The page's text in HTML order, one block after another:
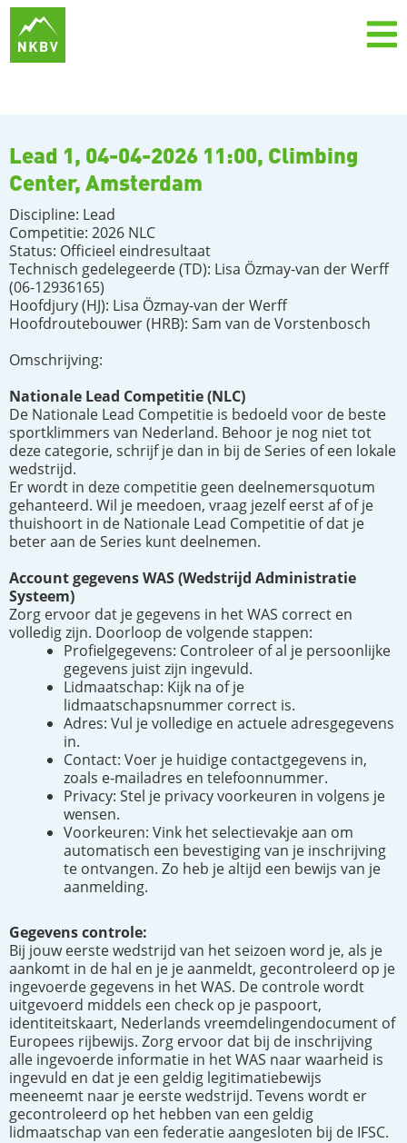
Lead 1, 04-04-2026 11:00, Climbing
Center, Amsterdam
Discipline: Lead
Competitie: 2026 NLC
Status: Officieel eindresultaat
Technisch gedelegeerde (TD): Lisa Özmay-van der Werff
(06-12936165)
Hoofdjury (HJ): Lisa Özmay-van der Werff
Hoofdroutebouwer (HRB): Sam van de Vorstenbosch
Omschrijving:
Nationale Lead Competitie (NLC)
De Nationale Lead Competitie is bedoeld voor de beste
sportklimmers van Nederland. Behoor je nog niet tot
deze categorie, schrijf je dan in bij de Series of een lokale
wedstrijd.
Er wordt in deze competitie geen deelnemersquotum
gehanteerd. Wil je meedoen, vraag jezelf eerst af of je
thuishoort in de Nationale Lead Competitie of dat je
beter aan de Series kunt deelnemen.
Account gegevens WAS (Wedstrijd Administratie
Systeem)
Zorg ervoor dat je gegevens in het WAS correct en
volledig zijn. Doorloop de volgende stappen:
Profielgegevens: Controleer of al je persoonlijke
gegevens juist zijn ingevuld.
Lidmaatschap: Kijk na of je
lidmaatschapsnummer correct is.
Adres: Vul je volledige en actuele adresgegevens
in.
Contact: Voer je huidige contactgegevens in,
zoals e-mailadres en telefoonnummer.
Privacy: Stel je privacy voorkeuren in volgens je
wensen.
Voorkeuren: Vink het selectievakje aan om
automatisch een bevestiging van je inschrijving
te ontvangen. Zo heb je altijd een bewijs van je
aanmelding.
Gegevens controle:
Bij jouw eerste wedstrijd van het seizoen word je, als je
aankomt in de hal en je je aanmeldt, gecontroleerd op je
ingevoerde gegevens in het WAS. De controle wordt
uitgevoerd middels een check op je paspoort,
identiteitskaart, Nederlands vreemdelingendocument of
Europees rijbewijs. Zorg ervoor dat bij de inschrijving
alle ingevoerde informatie in het WAS naar waarheid is
ingevuld en dat je een geldig legitimatiebewijs
meeneemt naar je eerste wedstrijd. Tevens wordt er
gecontroleerd op het hebben van een geldig
lidmaatschap van een federatie aangesloten bij de IFSC.